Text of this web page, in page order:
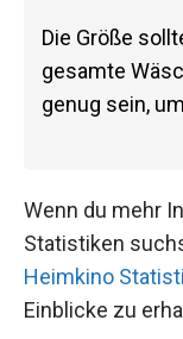
Die Größe
gesamte
genug sein,
Wenn du mehr
Statistiken
Heimkino
Einblicke zu